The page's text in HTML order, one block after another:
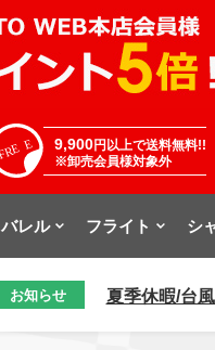
9,900円以上で送料無料!!
※卸売会員様対象外
バレル フライト シ
お知らせ 夏季休暇/台